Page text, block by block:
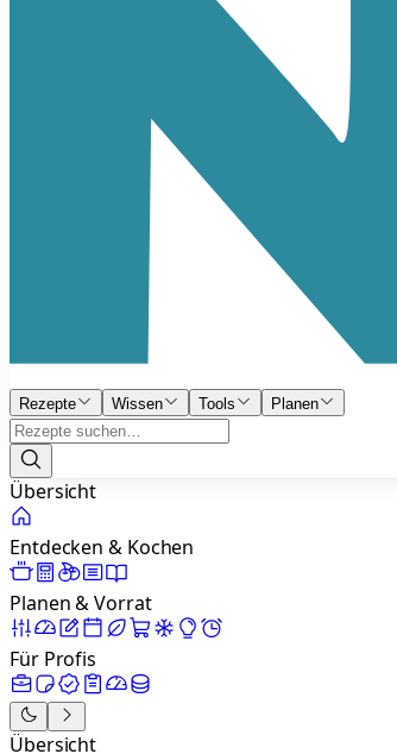
Rezepte Wissen Tools Planen
Übersicht
Entdecken & Kochen
Planen & Vorrat
Für Profis
Übersicht